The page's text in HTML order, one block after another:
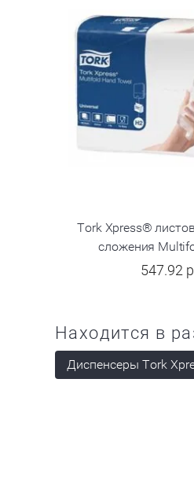
Tork Xpress®
сложения
547.92
Находится в
Диспенсеры Tork